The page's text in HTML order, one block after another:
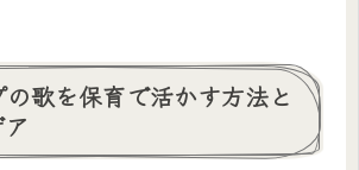
の歌を保育で活かす方法と